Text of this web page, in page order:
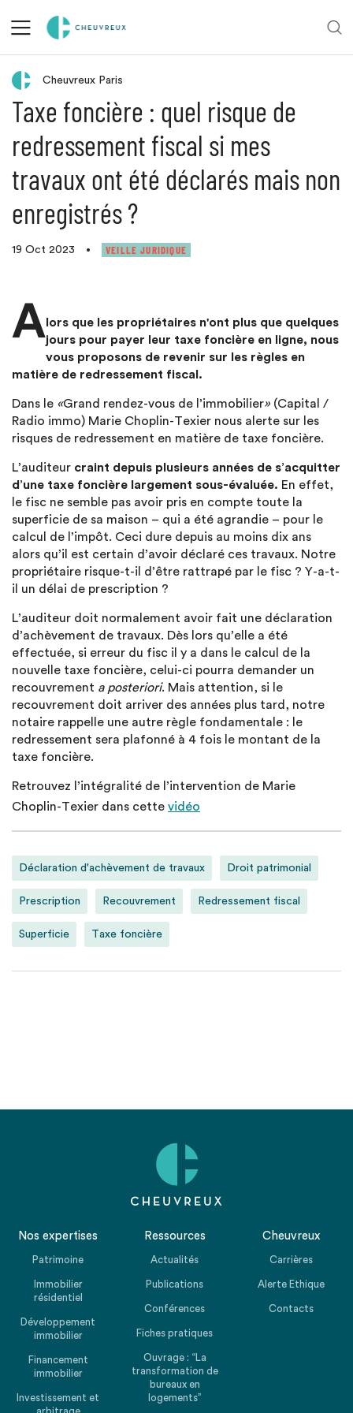
Retour aux actualités
Cheuvreux Paris
Taxe foncière : quel risque de
redressement fiscal si mes
travaux ont été déclarés mais non
enregistrés ?
19 Oct 2023 • VEILLE JURIDIQUE
A lors que les propriétaires n'ont plus que quelques
jours pour payer leur taxe foncière en ligne, nous
vous proposons de revenir sur les règles en
matière de redressement fiscal.
Dans le «Grand rendez-vous de l’immobilier» (Capital /
Radio immo) Marie Choplin-Texier nous alerte sur les
risques de redressement en matière de taxe foncière.
L’auditeur craint depuis plusieurs années de s’acquitter
d’une taxe foncière largement sous-évaluée. En effet,
le fisc ne semble pas avoir pris en compte toute la
superficie de sa maison – qui a été agrandie – pour le
calcul de l’impôt. Ceci dure depuis au moins dix ans
alors qu’il est certain d’avoir déclaré ces travaux. Notre
propriétaire risque-t-il d’être rattrapé par le fisc ? Y-a-t-
il un délai de prescription ?
L’auditeur doit normalement avoir fait une déclaration
d’achèvement de travaux. Dès lors qu’elle a été
effectuée, si erreur du fisc il y a dans le calcul de la
nouvelle taxe foncière, celui-ci pourra demander un
recouvrement a posteriori. Mais attention, si le
recouvrement doit arriver des années plus tard, notre
notaire rappelle une autre règle fondamentale : le
redressement sera plafonné à 4 fois le montant de la
taxe foncière.
Retrouvez l’intégralité de l’intervention de Marie
Choplin-Texier dans cette vidéo
Déclaration d'achèvement de travaux Droit patrimonial
Prescription Recouvrement Redressement fiscal
Superficie Taxe foncière
Nos expertises
Patrimoine
Immobilier
résidentiel
Développement
immobilier
Financement
immobilier
Investissement et
Ressources
Actualités
Publications
Conférences
Fiches pratiques
Ouvrage : “La
transformation de
bureaux en
logements”
Cheuvreux
Carrières
Alerte Ethique
Contacts